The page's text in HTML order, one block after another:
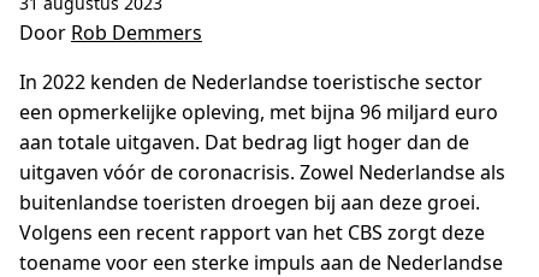
Door Rob Demmers
In 2022 kenden de Nederlandse toeristische sector
een opmerkelijke opleving, met bijna 96 miljard euro
aan totale uitgaven. Dat bedrag ligt hoger dan de
uitgaven vóór de coronacrisis. Zowel Nederlandse als
buitenlandse toeristen droegen bij aan deze groei.
Volgens een recent rapport van het CBS zorgt deze
toename voor een sterke impuls aan de Nederlandse